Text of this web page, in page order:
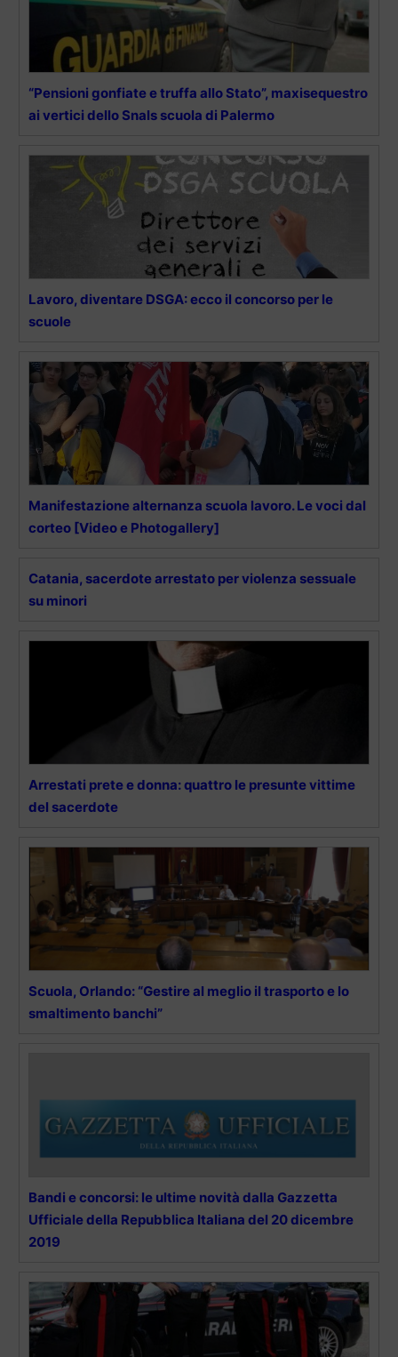
“Pensioni gonfiate e truffa allo Stato”, maxisequestro
ai vertici dello Snals scuola di Palermo
Lavoro, diventare DSGA: ecco il concorso per le
scuole
Manifestazione alternanza scuola lavoro. Le voci dal
corteo [Video e Photogallery]
Catania, sacerdote arrestato per violenza sessuale
su minori
Arrestati prete e donna: quattro le presunte vittime
del sacerdote
Scuola, Orlando: “Gestire al meglio il trasporto e lo
smaltimento banchi”
Bandi e concorsi: le ultime novità dalla Gazzetta
Ufficiale della Repubblica Italiana del 20 dicembre
2019